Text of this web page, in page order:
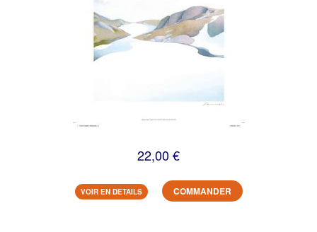
22,00 €
VOIR EN DETAILS COMMANDER